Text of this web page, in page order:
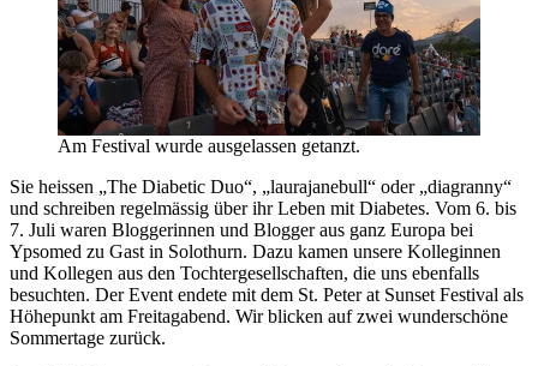
Am Festival wurde ausgelassen getanzt.
Sie heissen „The Diabetic Duo“, „laurajanebull“ oder „diagranny“
und schreiben regelmässig über ihr Leben mit Diabetes. Vom 6. bis
7. Juli waren Bloggerinnen und Blogger aus ganz Europa bei
Ypsomed zu Gast in Solothurn. Dazu kamen unsere Kolleginnen
und Kollegen aus den Tochtergesellschaften, die uns ebenfalls
besuchten. Der Event endete mit dem St. Peter at Sunset Festival als
Höhepunkt am Freitagabend. Wir blicken auf zwei wunderschöne
Sommertage zurück.